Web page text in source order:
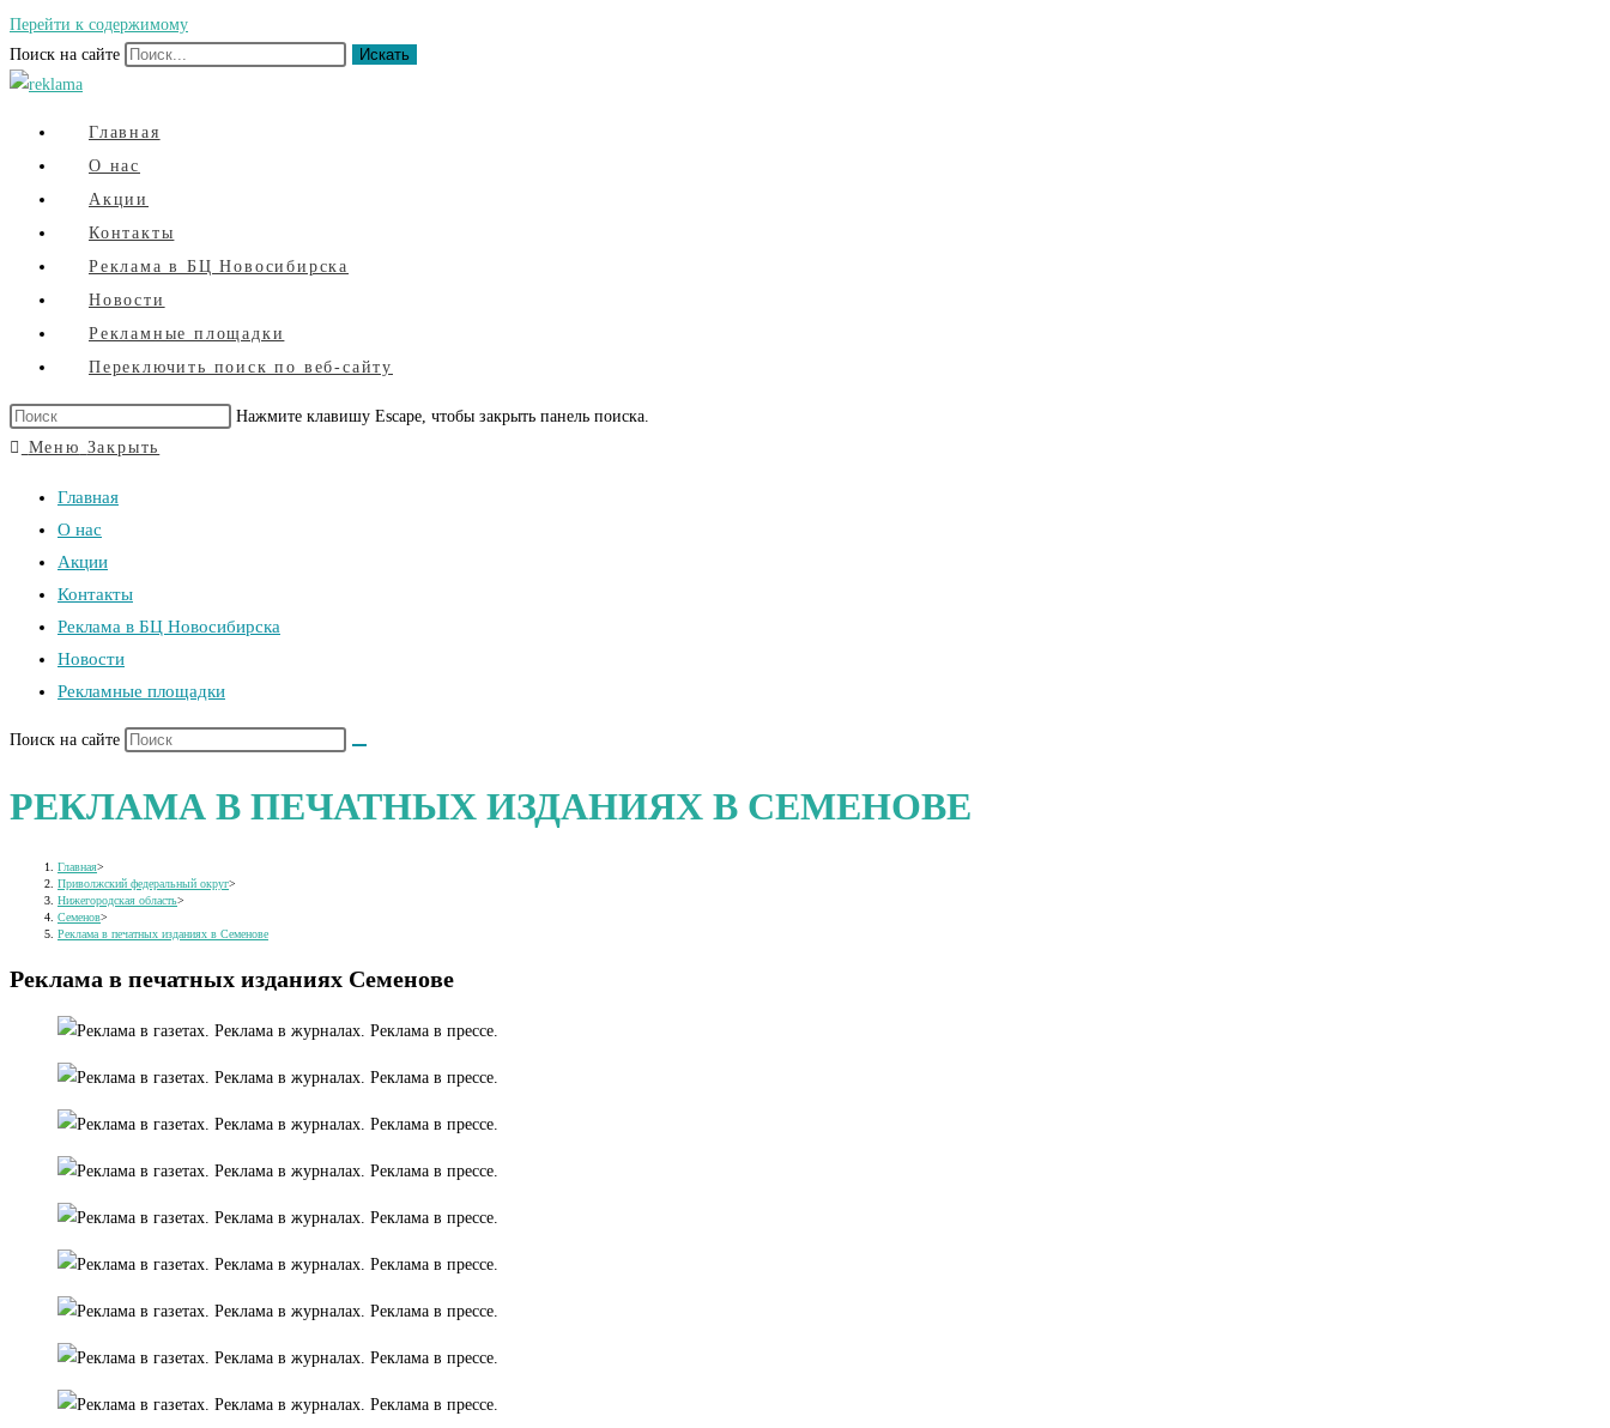
Перейти к содержимому
Поиск на сайте
Искать
Главная
О нас
Акции
Контакты
Реклама в БЦ Новосибирска
Новости
Рекламные площадки
Переключить поиск по веб-сайту
Нажмите клавишу Escape, чтобы закрыть панель поиска.
Меню Закрыть
Главная
О нас
Акции
Контакты
Реклама в БЦ Новосибирска
Новости
Рекламные площадки
Поиск на сайте
РЕКЛАМА В ПЕЧАТНЫХ ИЗДАНИЯХ В СЕМЕНОВЕ
Главная>
Приволжский федеральный округ>
Нижегородская область>
Семенов>
Реклама в печатных изданиях в Семенове
Реклама в печатных изданиях Семенове